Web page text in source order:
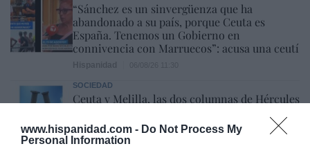
www.hispanidad.com - Do Not Process My
Personal Information
“Sánchez es un sinvergüenza que ha
abandonado a su país, porque Ceuta es
España. Tenemos un Gobierno en
connivencia con Marruecos”: acusa una ceutí
SOCIEDAD
Ceuta y Melilla, las dos columnas de Hércules